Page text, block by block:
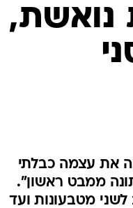
נואשת,
את עצמה כבלתי
ממבט ראשון".
מטבעונות ועד